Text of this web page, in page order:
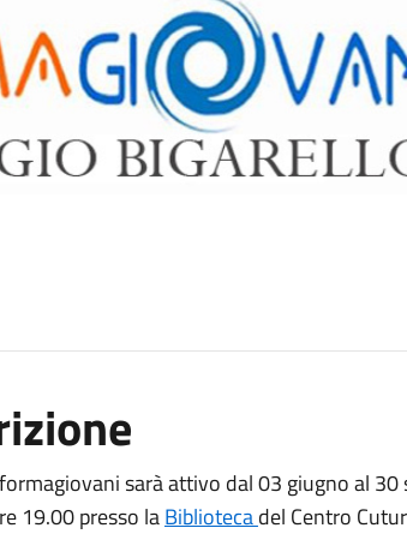
sarà attivo dal 03 giugno al
19.00 presso laBibliotecadel Centro